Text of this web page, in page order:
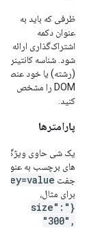
ظرفی که باید به
عنوان دکمه
اشتراک‌گذاری ارائه
شود. شناسه کانتینر
(رشته) یا خود عنصر
DOM را مشخص
کنید.
پارامترها
یک شی حاوی ویژگی
های برچسب به عنوان
جفت key=value
برای مثال،
{"size":
"300",